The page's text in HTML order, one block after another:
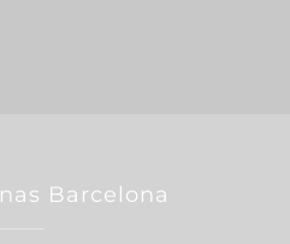
Barcelona